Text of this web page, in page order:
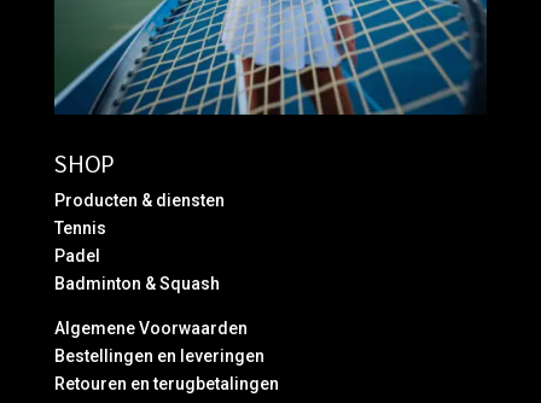
SHOP
Producten & diensten
Tennis
Padel
Badminton & Squash
Algemene Voorwaarden
Bestellingen en leveringen
Retouren en terugbetalingen